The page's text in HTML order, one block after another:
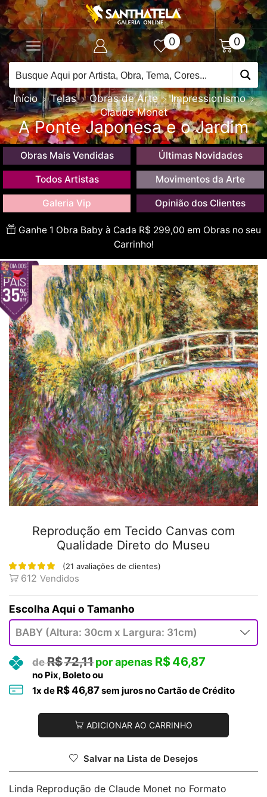
0 0
Início Telas Obras de Arte
Impressionismo
Claude Monet
A Ponte Japonesa e o Jardim
Obras Mais Vendidas Últimas Novidades
Todos Artistas Movimentos da Arte
Galeria Vip Opinião dos Clientes
Ganhe 1 Obra Baby à Cada R$ 299,00 em Obras no seu
Carrinho!
Reprodução em Tecido Canvas com
Qualidade Direto do Museu
(21 avaliações de clientes)
612 Vendidos
Tamanho
R$72,11 R$46,87
no Pix, Boleto ou
1x de R$46,87sem juros no Cartão de Crédito
ADICIONAR AO CARRINHO
Salvar na Lista de Desejos
Linda Reprodução de Claude Monet no Formato